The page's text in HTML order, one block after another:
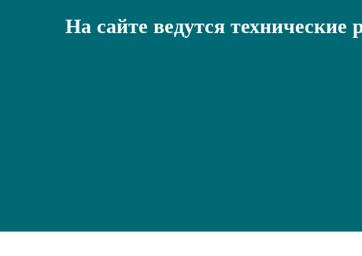
На сайте ведутся технические